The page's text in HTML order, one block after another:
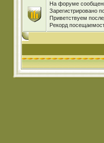
На форуме
Зарегистрировано
Приветствуем
Рекорд